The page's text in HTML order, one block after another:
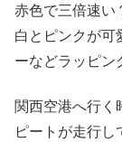
赤色で三倍速い
白とピンクが可
ーなどラッピン
関西空港へ行く
ピートが走行し